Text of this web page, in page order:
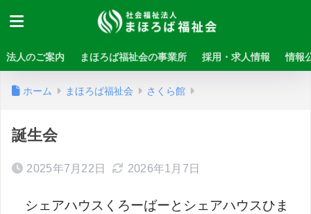
法人のご案内 まほろば福祉会の事業所 採用・求人情報 情報
ホーム まほろば福祉会 さくら館
誕生会
2025年7月22日 2026年1月7日
シェアハウスくろーばーとシェアハウスひま